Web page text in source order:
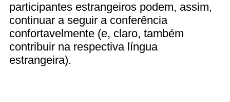
participantes estrangeiros podem, assim,
continuar a seguir a conferência
confortavelmente (e, claro, também
contribuir na respectiva língua
estrangeira).